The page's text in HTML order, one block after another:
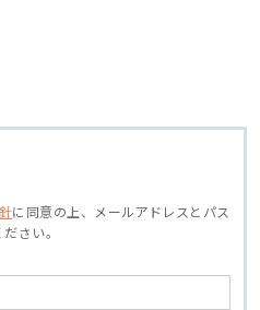
に同意の上、
メールアドレスとパス
さい。